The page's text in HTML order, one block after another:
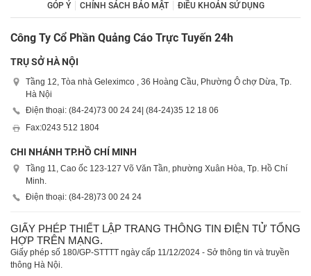
GÓP Ý CHÍNH SÁCH BẢO MẬT ĐIỀU KHOẢN SỬ DỤNG
Công Ty Cổ Phần Quảng Cáo Trực Tuyến 24h
TRỤ SỞ HÀ NỘI
Tầng 12, Tòa nhà Geleximco , 36 Hoàng Cầu, Phường Ô chợ Dừa, Tp.
Hà Nội
Điện thoại: (84-24)73 00 24 24 | (84-24)35 12 18 06
Fax:0243 512 1804
CHI NHÁNH TP.HỒ CHÍ MINH
Tầng 11, Cao ốc 123-127 Võ Văn Tần, phường Xuân Hòa, Tp. Hồ Chí
Minh.
Điện thoại: (84-28)73 00 24 24
GIẤY PHÉP THIẾT LẬP TRANG THÔNG TIN ĐIỆN TỬ TỔNG
HỢP TRÊN MẠNG.
Giấy phép số 180/GP-STTTT ngày cấp 11/12/2024 - Sở thông tin và truyền
thông Hà Nội.